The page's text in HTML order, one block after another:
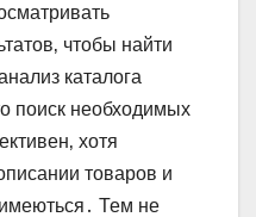
чтобы найти
каталога
поиск необходимых
хотя
товаров и
Тем не